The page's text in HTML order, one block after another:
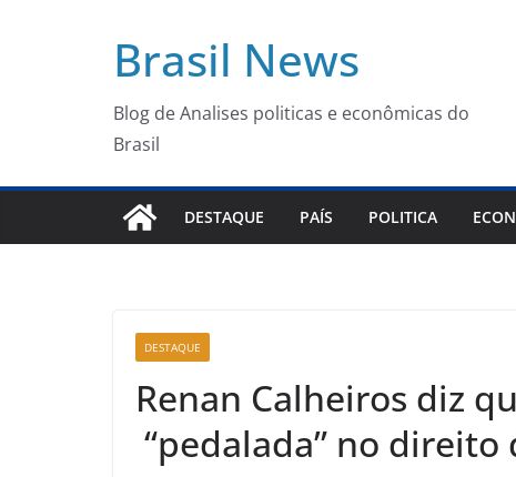
Brasil News
Blog de Analises politicas e econômicas do
Brasil
DESTAQUE PAÍS POLITICA
DESTAQUE
Renan Calheiros diz
“pedalada” no